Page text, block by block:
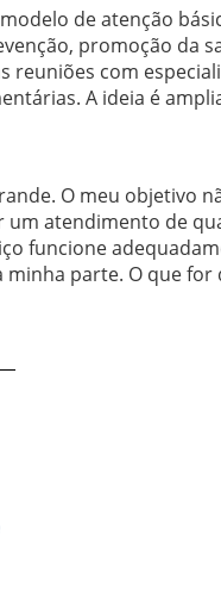
de atenção
promoção da
reuniões com
A ideia é
O meu objetivo
um atendimento de
funcione
parte. O que for